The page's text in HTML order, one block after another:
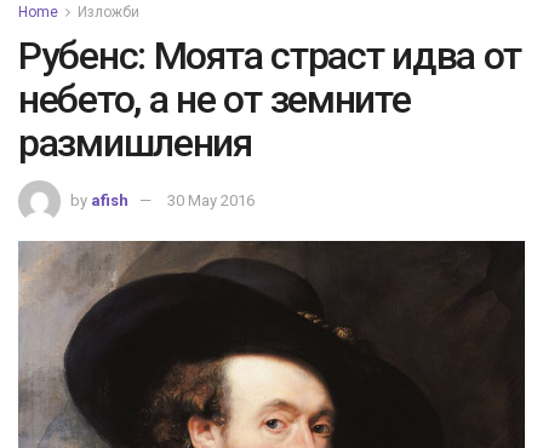
Home Изложби
Рубенс: Моята страст идва от
небето, а не от земните
размишления
by afish 30 May 2016